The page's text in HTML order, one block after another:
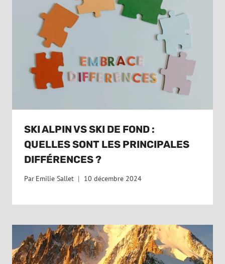
SKI ALPIN VS SKI DE FOND :
QUELLES SONT LES PRINCIPALES
DIFFÉRENCES ?
Par Emilie Sallet 10 décembre 2024